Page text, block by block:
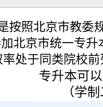
按照北京市教委
北京市统一专
处于同类院校前
专升本可
（学